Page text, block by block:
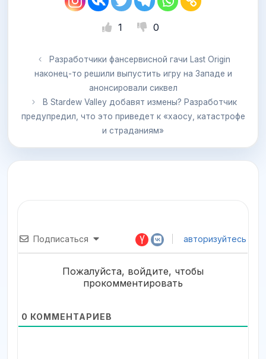
1 0
Разработчики фансервисной гачи Last Origin
наконец-то решили выпустить игру на Западе и
анонсировали сиквел
В Stardew Valley добавят измены? Разработчик
предупредил, что это приведет к «хаосу, катастрофе
и страданиям»
Подписаться авторизуйтесь
Пожалуйста, войдите, чтобы
прокомментировать
0 КОММЕНТАРИЕВ